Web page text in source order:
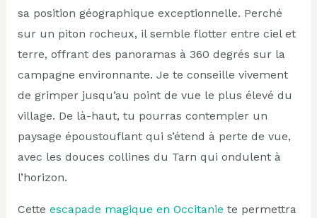
sa position géographique exceptionnelle. Perché
sur un piton rocheux, il semble flotter entre ciel et
terre, offrant des panoramas à 360 degrés sur la
campagne environnante. Je te conseille vivement
de grimper jusqu’au point de vue le plus élevé du
village. De là-haut, tu pourras contempler un
paysage époustouflant qui s’étend à perte de vue,
avec les douces collines du Tarn qui ondulent à
l’horizon.
Cette escapade magique en Occitanie te permettra